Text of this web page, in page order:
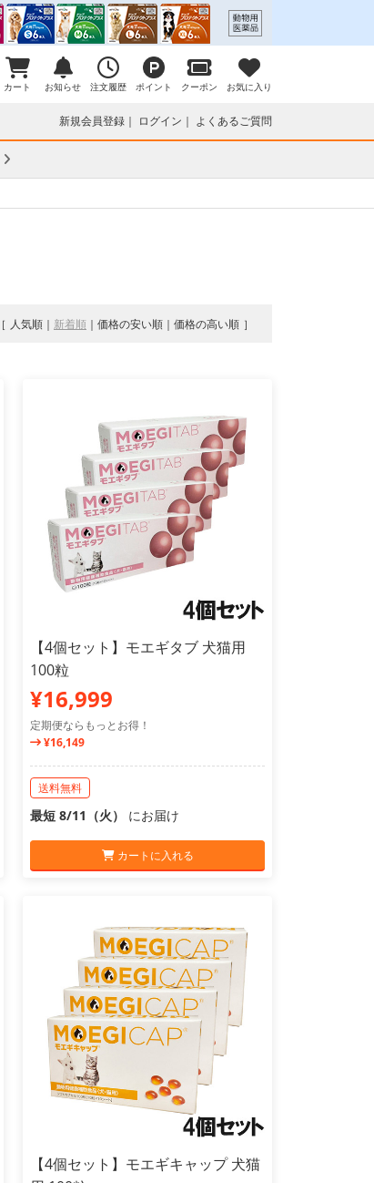
カート お知らせ 注文履歴 ポイント クーポン お気に入り
新規会員登録 ログイン よくあるご質問
人気順 新着順 価格の安い順 価格の高い順
【4個セット】モエギタブ 犬猫用
100粒
¥16,999
定期便ならもっとお得！
¥16,149
送料無料
最短 8/11（火） にお届け
カートに入れる
【4個セット】モエギキャップ 犬猫